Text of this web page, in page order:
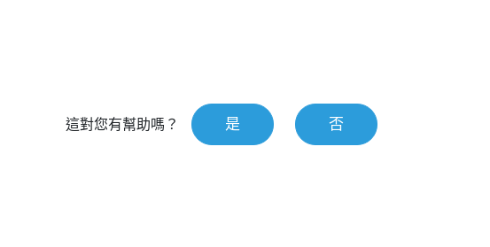
這對您有幫助嗎？ 是 否